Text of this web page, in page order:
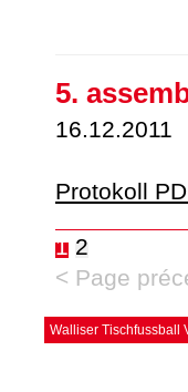
5.
16.12.2011
Protokoll
1 2
< Page
Walliser